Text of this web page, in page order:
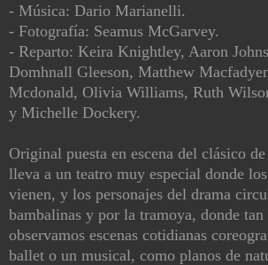
- Música: Dario Marianelli.
- Fotografía: Seamus McGarvey.
- Reparto: Keira Knightley, Aaron
Domhnall Gleeson, Matthew
Mcdonald, Olivia Williams, Ruth
y Michelle Dockery.
Original puesta en escena del clásico
lleva a un teatro muy especial donde
vienen, y los personajes del drama
bambalinas y por la tramoya, donde
observamos escenas cotidianas
ballet o un musical, como planos de